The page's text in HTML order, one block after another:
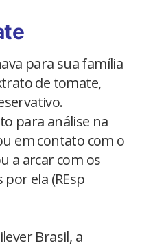
para sua família
de tomate,
para análise na
em contato com o
a arcar com os
ela (REsp
Brasil, a